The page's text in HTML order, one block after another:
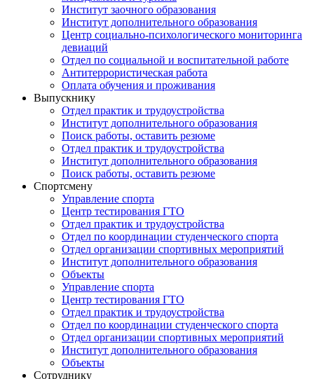
Институт заочного образования
Институт дополнительного образования
Центр социально-психологического мониторинга
девиаций
Отдел по социальной и воспитательной работе
Антитеррористическая работа
Оплата обучения и проживания
Выпускнику
Отдел практик и трудоустройства
Институт дополнительного образования
Поиск работы, оставить резюме
Отдел практик и трудоустройства
Институт дополнительного образования
Поиск работы, оставить резюме
Спортсмену
Управление спорта
Центр тестирования ГТО
Отдел практик и трудоустройства
Отдел по координации студенческого спорта
Отдел организации спортивных мероприятий
Институт дополнительного образования
Объекты
Управление спорта
Центр тестирования ГТО
Отдел практик и трудоустройства
Отдел по координации студенческого спорта
Отдел организации спортивных мероприятий
Институт дополнительного образования
Объекты
Сотруднику